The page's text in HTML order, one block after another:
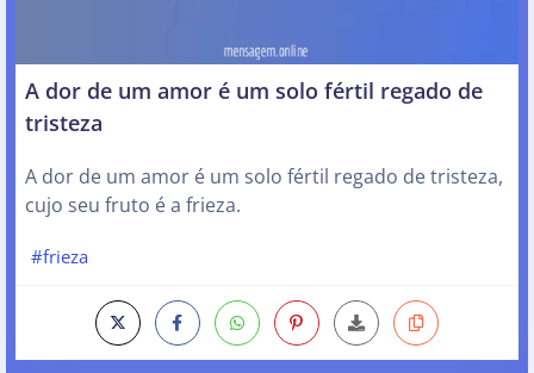
A dor de um amor é um solo fértil regado de
tristeza
A dor de um amor é um solo fértil regado de tristeza,
cujo seu fruto é a frieza.
#frieza